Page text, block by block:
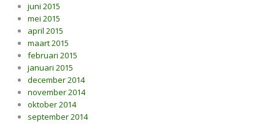
juni 2015
mei 2015
april 2015
maart 2015
februari 2015
januari 2015
december 2014
november 2014
oktober 2014
september 2014